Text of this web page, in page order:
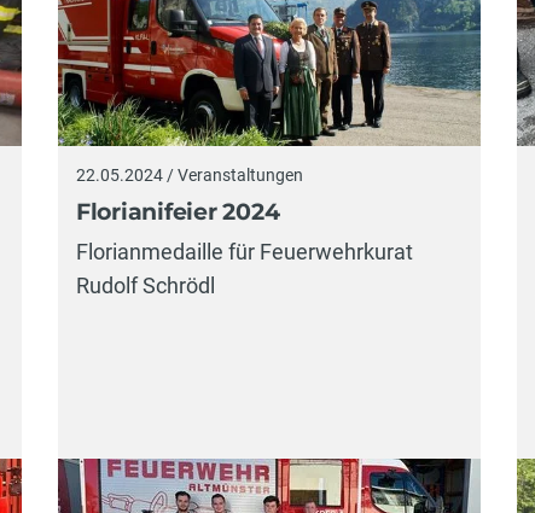
22.05.2024 / Veranstaltungen
Florianifeier 2024
Florianmedaille für Feuerwehrkurat
Rudolf Schrödl